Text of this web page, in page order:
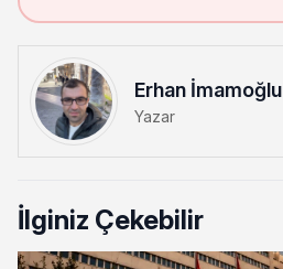
Erhan İmamoğlu
Yazar
İlginiz Çekebilir